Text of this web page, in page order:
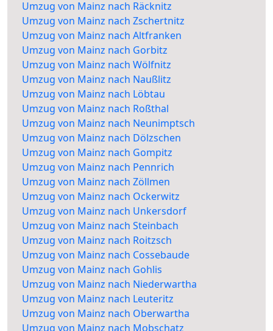
Umzug von Mainz nach Räcknitz
Umzug von Mainz nach Zschertnitz
Umzug von Mainz nach Altfranken
Umzug von Mainz nach Gorbitz
Umzug von Mainz nach Wölfnitz
Umzug von Mainz nach Naußlitz
Umzug von Mainz nach Löbtau
Umzug von Mainz nach Roßthal
Umzug von Mainz nach Neunimptsch
Umzug von Mainz nach Dölzschen
Umzug von Mainz nach Gompitz
Umzug von Mainz nach Pennrich
Umzug von Mainz nach Zöllmen
Umzug von Mainz nach Ockerwitz
Umzug von Mainz nach Unkersdorf
Umzug von Mainz nach Steinbach
Umzug von Mainz nach Roitzsch
Umzug von Mainz nach Cossebaude
Umzug von Mainz nach Gohlis
Umzug von Mainz nach Niederwartha
Umzug von Mainz nach Leuteritz
Umzug von Mainz nach Oberwartha
Umzug von Mainz nach Mobschatz